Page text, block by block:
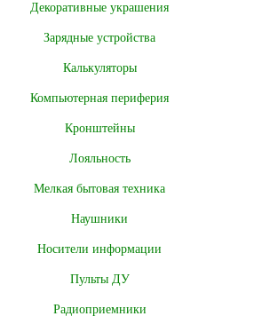
Декоративные украшения
Зарядные устройства
Калькуляторы
Компьютерная периферия
Кронштейны
Лояльность
Мелкая бытовая техника
Наушники
Носители информации
Пульты ДУ
Радиоприемники